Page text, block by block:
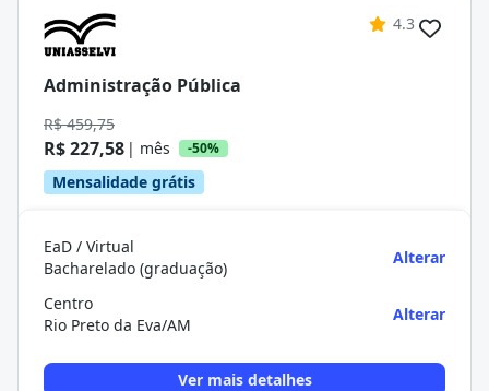
4.3
Administração Pública
R$ 459,75
R$ 227,58 | mês -50%
Mensalidade grátis
EaD / Virtual
Bacharelado (graduação)
Alterar
Centro
Rio Preto da Eva/AM
Alterar
Ver mais detalhes